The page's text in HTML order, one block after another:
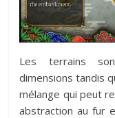
Les terrains
dimensions tandis
mélange qui peut
abstraction au fur